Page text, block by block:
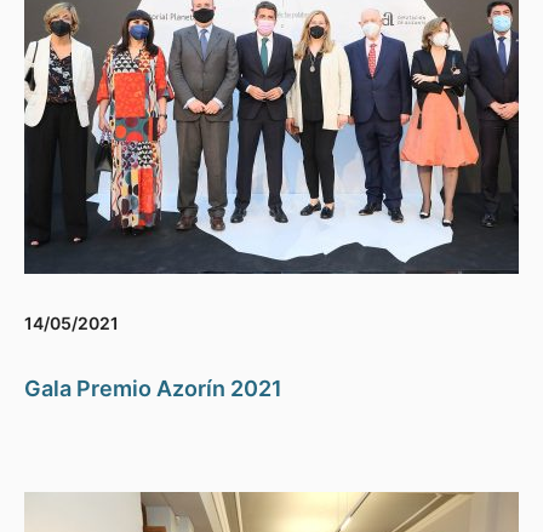
14/05/2021
Gala Premio Azorín 2021